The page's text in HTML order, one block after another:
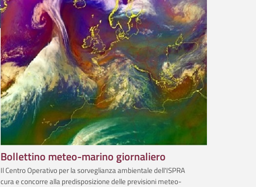
Bollettino meteo-marino giornaliero
Il Centro Operativo per la sorveglianza ambientale dell'ISPRA
cura e concorre alla predisposizione delle previsioni meteo­